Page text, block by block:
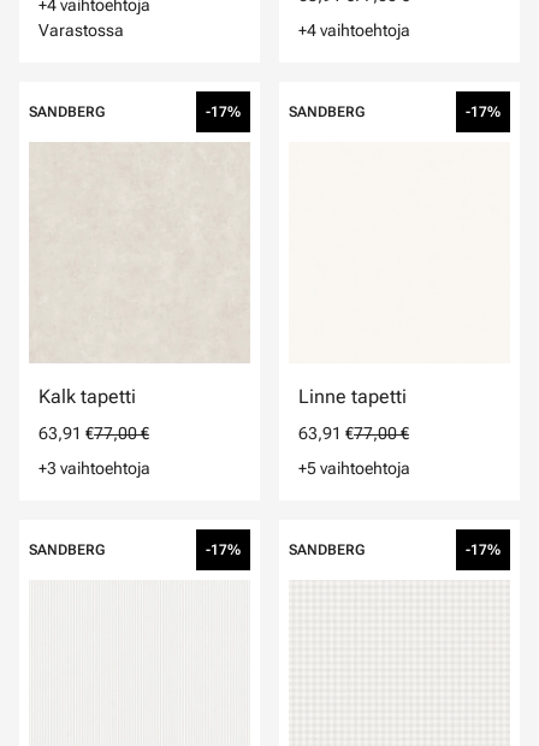
+4 vaihtoehtoja
Varastossa
+4 vaihtoehtoja
SANDBERG -17%
Kalk tapetti
63,91 €77,00 €
+3 vaihtoehtoja
SANDBERG -17%
Linne tapetti
63,91 €77,00 €
+5 vaihtoehtoja
SANDBERG -17% SANDBERG -17%